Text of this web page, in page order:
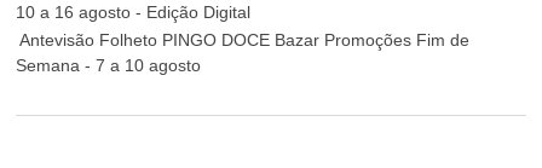
10 a 16 agosto - Edição Digital
Antevisão Folheto PINGO DOCE Bazar Promoções Fim de
Semana - 7 a 10 agosto